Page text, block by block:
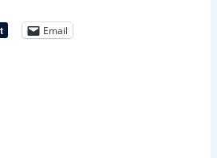
Email